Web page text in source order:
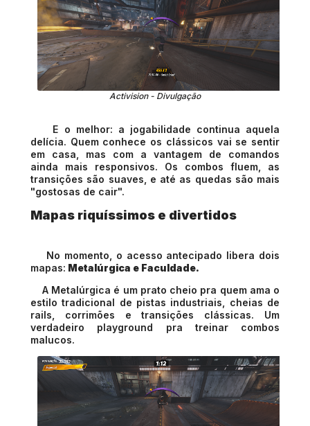
Activision - Divulgação
E o melhor: a jogabilidade continua aquela
delícia. Quem conhece os clássicos vai se sentir
em casa, mas com a vantagem de comandos
ainda mais responsivos. Os combos fluem, as
transições são suaves, e até as quedas são mais
"gostosas de cair".
Mapas riquíssimos e divertidos
No momento, o acesso antecipado libera dois
mapas: Metalúrgica e Faculdade.
A Metalúrgica é um prato cheio pra quem ama o
estilo tradicional de pistas industriais, cheias de
rails, corrimões e transições clássicas. Um
verdadeiro playground pra treinar combos
malucos.